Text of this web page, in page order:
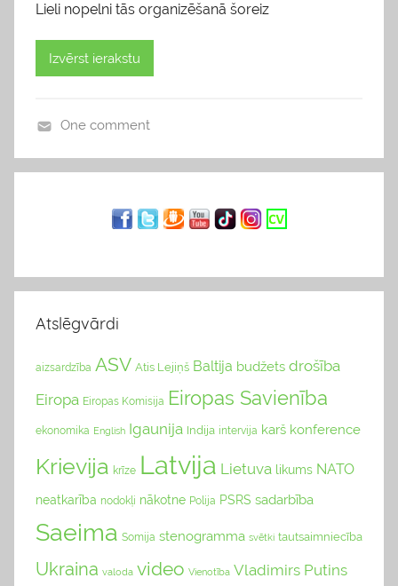
Lieli nopelni tās organizēšanā šoreiz
Izvērst ierakstu
l
One comment
Atslēgvārdi
aizsardzība ASV Atis Lejiņš Baltija budžets drošība
Eiropa Eiropas Komisija Eiropas Savienība
ekonomika English Igaunija Indija intervija karš konference
Krievija krīze Latvija Lietuva likums NATO
neatkarība nodokļi nākotne Polija PSRS sadarbība
Saeima Somija stenogramma svētki tautsaimniecība
Ukraina valoda video Vienotība Vladimirs Putins